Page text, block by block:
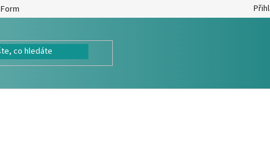
Formulář pro odstoupení od kupní smlouvy Formulář pro